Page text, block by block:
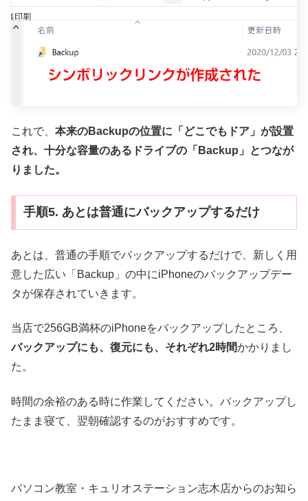
これで、 本来のBackupの位置に「どこでもドア」が設置
され、十分な容量のあるドライブの「Backup」とつなが
りました。
手順5. あとは普通にバックアップするだけ
あとは、普通の手順でバックアップするだけで、新しく用
意した広い「Backup」の中にiPhoneのバックアップデー
タが保存されていきます。
当店で256GB満杯のiPhoneをバックアップしたところ、
バックアップにも、復元にも、それぞれ2時間かかりまし
た。
時間の余裕のある時に作業してください。バックアップし
たまま寝て、翌朝確認するのがおすすめです。
パソコン教室・キュリオステーション志木店からのお知ら